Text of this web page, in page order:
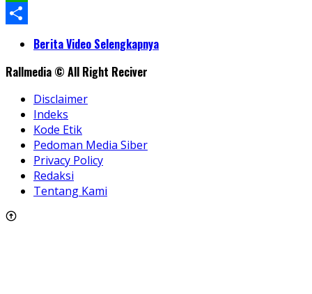
WhatsApp
ShareBerita Video Selengkapnya
Rallmedia © All Right Reciver
Disclaimer
Indeks
Kode Etik
Pedoman Media Siber
Privacy Policy
Redaksi
Tentang Kami